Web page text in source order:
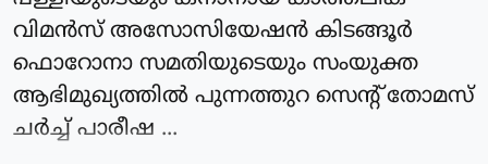
വിമന്‍സ് അസോസിയേഷന്‍ കിടങ്ങൂര്‍
ഫൊറോനാ സമതിയുടെയും സംയുക്ത
ആഭിമുഖ്യത്തില്‍ പുന്നത്തുറ സെന്റ് തോമസ്
ചര്‍ച്ച് പാരീഷ ...